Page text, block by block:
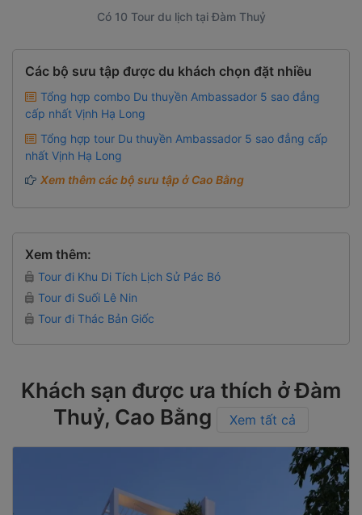
Có 10 Tour du lịch tại Đàm Thuỷ
Các bộ sưu tập được du khách chọn đặt nhiều
Tổng hợp combo Du thuyền Ambassador 5 sao đẳng
cấp nhất Vịnh Hạ Long
Tổng hợp tour Du thuyền Ambassador 5 sao đẳng cấp
nhất Vịnh Hạ Long
Xem thêm các bộ sưu tập ở Cao Bằng
Xem thêm:
Tour đi Khu Di Tích Lịch Sử Pác Bó
Tour đi Suối Lê Nin
Tour đi Thác Bản Giốc
Khách sạn được ưa thích ở Đàm
Thuỷ, Cao Bằng
Xem tất cả